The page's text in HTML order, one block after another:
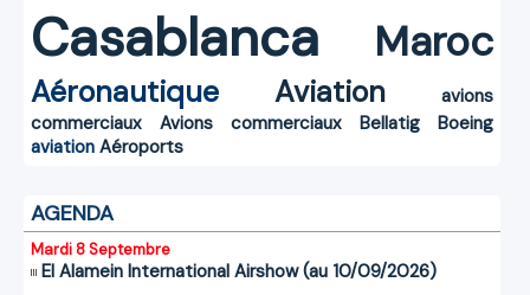
Casablanca Maroc
Aéronautique Aviation
avions
commerciaux
Avions commerciaux Bellatig
Boeing
aviation Aéroports
AGENDA
Mardi 8 Septembre
El Alamein International Airshow (au 10/09/2026)